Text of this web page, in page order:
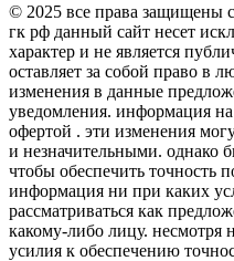
© 2025 все права защищены
гк рф данный сайт несет
характер и не является
оставляет за собой право в
изменения в данные
уведомления. информация на
офертой . эти изменения
и незначительными. однако
чтобы обеспечить точность
информация ни при каких
рассматриваться как
какому-либо лицу.
усилия к обеспечению